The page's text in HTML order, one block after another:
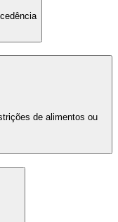
de alimentos ou